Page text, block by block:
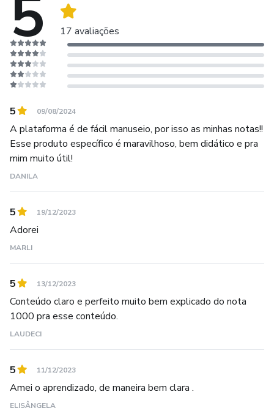
5 17 avaliações
5 09/08/2024
A plataforma é de fácil manuseio, por isso as minhas notas!!
Esse produto específico é maravilhoso, bem didático e pra
mim muito útil!
DANILA
5 19/12/2023
Adorei
MARLI
5 13/12/2023
Conteúdo claro e perfeito muito bem explicado do nota
1000 pra esse conteúdo.
LAUDECI
5 11/12/2023
Amei o aprendizado, de maneira bem clara .
ELISÂNGELA